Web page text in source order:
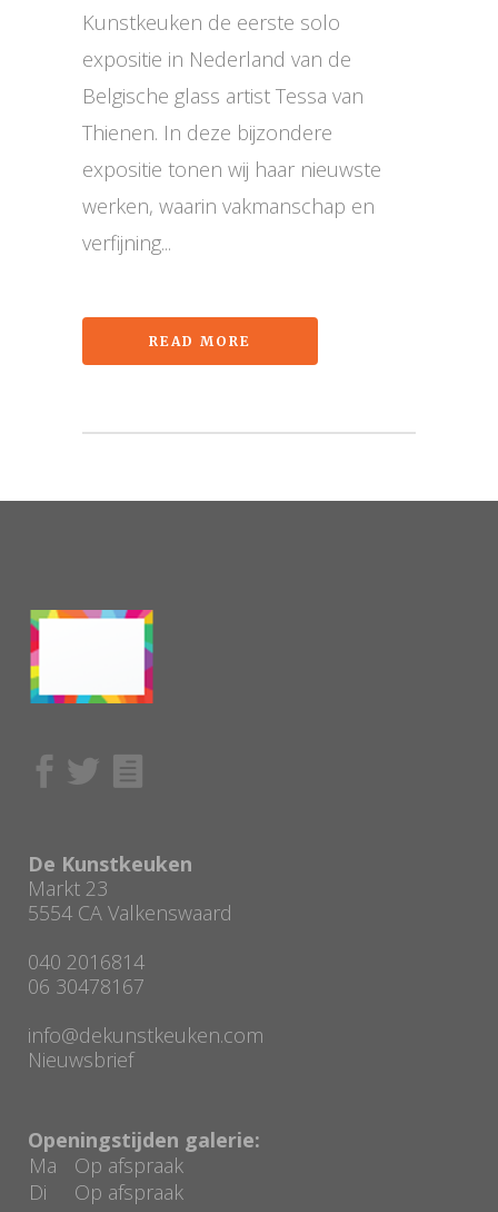
Kunstkeuken de eerste solo
expositie in Nederland van de
Belgische glass artist Tessa van
Thienen. In deze bijzondere
expositie tonen wij haar nieuwste
werken, waarin vakmanschap en
verfijning...
READ MORE
De Kunstkeuken
Markt 23
5554 CA Valkenswaard
040 2016814
06 30478167
info@dekunstkeuken.com
Nieuwsbrief
Openingstijden galerie:
Ma
Op afspraak
Di
Op afspraak